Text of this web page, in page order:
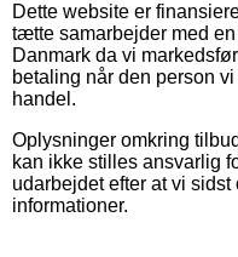
Dette website er
tætte samarbejder med
Danmark da vi
betaling når den person
handel.
Oplysninger omkring
kan ikke stilles ansvarlig
udarbejdet efter at vi
informationer.